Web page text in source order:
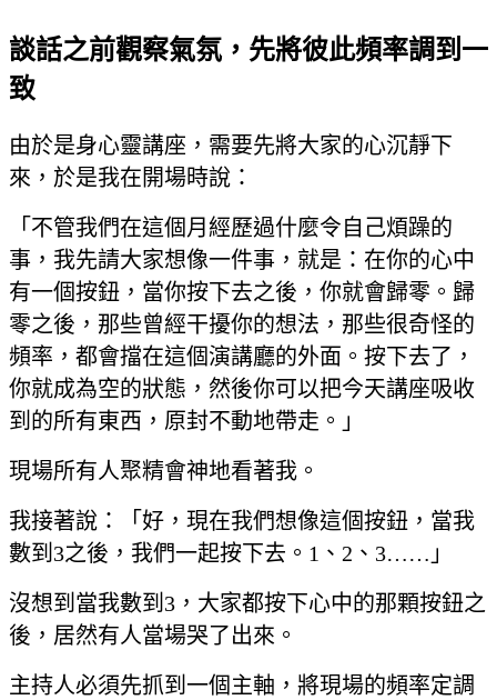
談話之前觀察氣氛，先將彼此頻率調到一
致
由於是身心靈講座，需要先將大家的心沉靜下
來，於是我在開場時說：
「不管我們在這個月經歷過什麼令自己煩躁的
事，我先請大家想像一件事，就是：在你的心中
有一個按鈕，當你按下去之後，你就會歸零。歸
零之後，那些曾經干擾你的想法，那些很奇怪的
頻率，都會擋在這個演講廳的外面。按下去了，
你就成為空的狀態，然後你可以把今天講座吸收
到的所有東西，原封不動地帶走。」
現場所有人聚精會神地看著我。
我接著說：「好，現在我們想像這個按鈕，當我
數到3之後，我們一起按下去。1、2、3……」
沒想到當我數到3，大家都按下心中的那顆按鈕之
後，居然有人當場哭了出來。
主持人必須先抓到一個主軸，將現場的頻率定調